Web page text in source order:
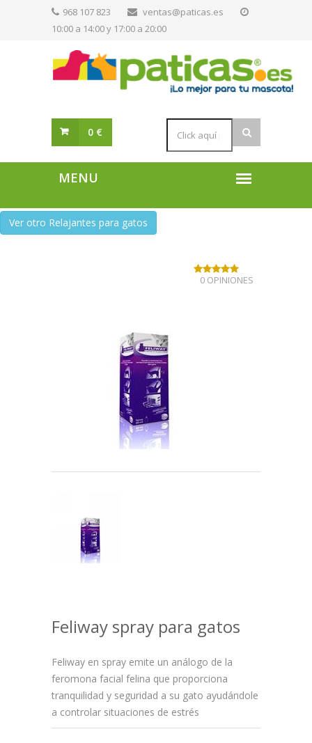
968 107 823
ventas@paticas.es
10:00 a 14:00 y 17:00 a 20:00
0 €
Ver otro Relajantes para gatos
Feliway spray para gatos
0 OPINIONES
Feliway en spray emite un análogo de la
feromona facial felina que proporciona
tranquilidad y seguridad a su gato ayudándole
a controlar situaciones de estrés